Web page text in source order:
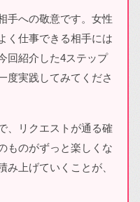
手への敬意です。女性
く仕事できる相手には
回紹介した4ステップ
度実践してみてくださ
、リクエストが通る確
ものがずっと楽しくな
み上げていくことが、